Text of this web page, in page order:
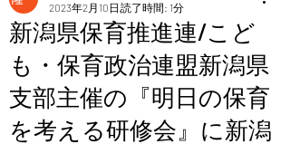
新潟県保育推進連/こど
も・保育政治連盟新潟県
支部主催の『明日の保育
を考える研修会』に新潟
2023年2月10日 読了時間: 1分